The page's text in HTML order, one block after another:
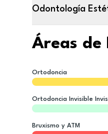
Odontología
Áreas de
Ortodoncia
Ortodoncia Invisible
Bruxismo y ATM